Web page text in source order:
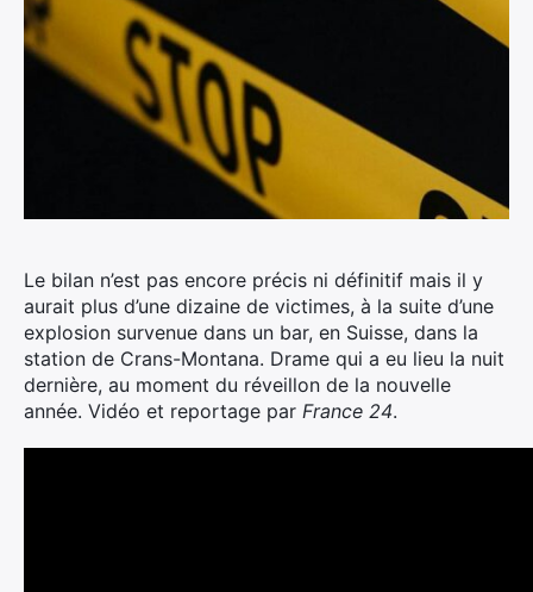
Le bilan n’est pas encore précis ni définitif mais il y
aurait plus d’une dizaine de victimes, à la suite d’une
explosion survenue dans un bar, en Suisse, dans la
station de Crans-Montana. Drame qui a eu lieu la nuit
dernière, au moment du réveillon de la nouvelle
année. Vidéo et reportage par France 24.